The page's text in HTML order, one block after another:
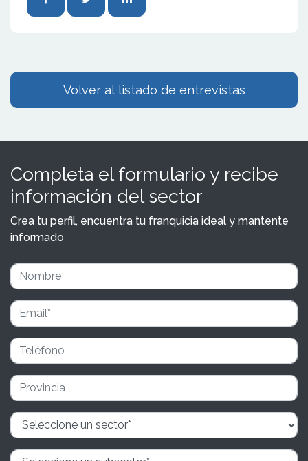
Volver al listado de entrevistas
Completa el formulario y recibe
información del sector
Crea tu perfil, encuentra tu franquicia ideal y mantente
informado